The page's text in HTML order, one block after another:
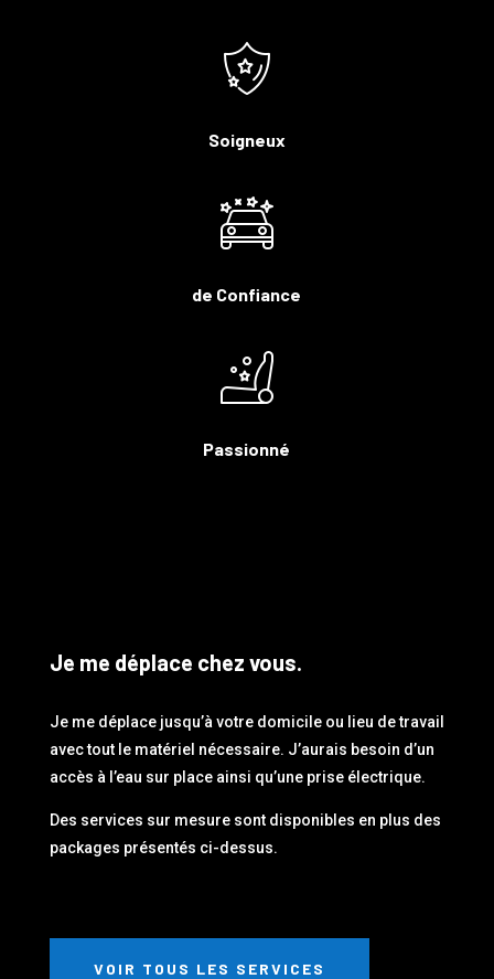
Soigneux
de Confiance
Passionné
Je me déplace chez vous.
Je me déplace jusqu’à votre domicile ou lieu de travail
avec tout le matériel nécessaire. J’aurais besoin d’un
accès à l’eau sur place ainsi qu’une prise électrique.
Des services sur mesure sont disponibles en plus des
packages présentés ci-dessus.
VOIR TOUS LES SERVICES